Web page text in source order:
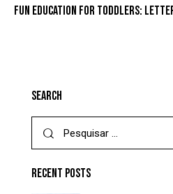
FUN EDUCATION FOR TODDLERS:
SEARCH
RECENT POSTS